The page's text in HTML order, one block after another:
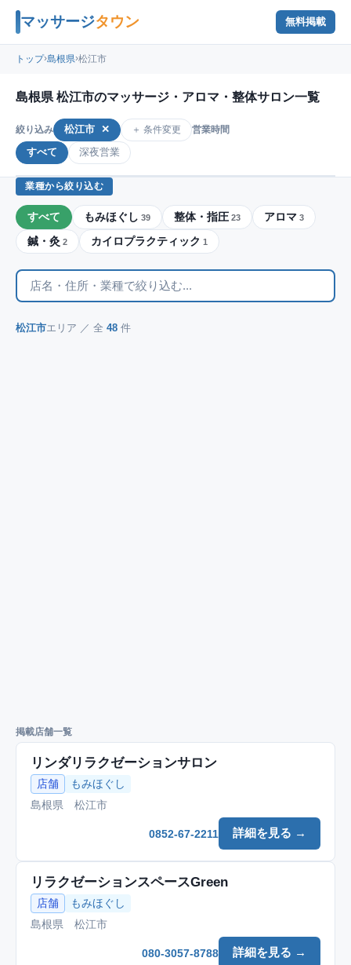
マッサージタウン 無料掲載
トップ›島根県›松江市
島根県 松江市のマッサージ・アロマ・整体サロン一覧
絞り込み 松江市 ✕ ＋ 条件変更 営業時間
すべて 深夜営業
業種から絞り込む
すべて もみほぐし 39 整体・指圧 23 アロマ 3
鍼・灸 2 カイロプラクティック 1
松江市エリア ／ 全 48 件
掲載店舗一覧
リンダリラクゼーションサロン
店舗
もみほぐし
島根県 松江市
詳細を見る →
0852-67-2211
リラクゼーションスペースGreen
店舗
もみほぐし
島根県 松江市
詳細を見る →
080-3057-8788